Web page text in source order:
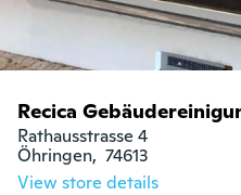
Recica
Rathausstrasse 4
Öhringen,  74613
View store details